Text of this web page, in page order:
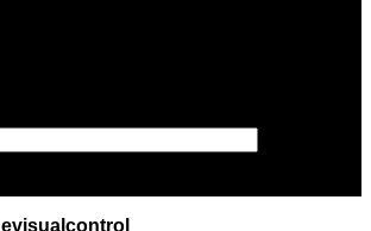
evisualcontrol